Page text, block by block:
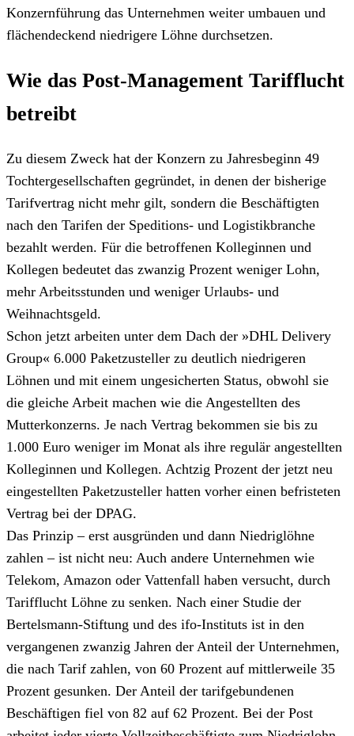
Konzernführung das Unternehmen weiter umbauen und
flächendeckend niedrigere Löhne durchsetzen.
Wie das Post-Management Tarifflucht
betreibt
Zu diesem Zweck hat der Konzern zu Jahresbeginn 49
Tochtergesellschaften gegründet, in denen der bisherige
Tarifvertrag nicht mehr gilt, sondern die Beschäftigten
nach den Tarifen der Speditions- und Logistikbranche
bezahlt werden. Für die betroffenen Kolleginnen und
Kollegen bedeutet das zwanzig Prozent weniger Lohn,
mehr Arbeitsstunden und weniger Urlaubs- und
Weihnachtsgeld.
Schon jetzt arbeiten unter dem Dach der »DHL Delivery
Group« 6.000 Paketzusteller zu deutlich niedrigeren
Löhnen und mit einem ungesicherten Status, obwohl sie
die gleiche Arbeit machen wie die Angestellten des
Mutterkonzerns. Je nach Vertrag bekommen sie bis zu
1.000 Euro weniger im Monat als ihre regulär angestellten
Kolleginnen und Kollegen. Achtzig Prozent der jetzt neu
eingestellten Paketzusteller hatten vorher einen befristeten
Vertrag bei der DPAG.
Das Prinzip – erst ausgründen und dann Niedriglöhne
zahlen – ist nicht neu: Auch andere Unternehmen wie
Telekom, Amazon oder Vattenfall haben versucht, durch
Tarifflucht Löhne zu senken. Nach einer Studie der
Bertelsmann-Stiftung und des ifo-Instituts ist in den
vergangenen zwanzig Jahren der Anteil der Unternehmen,
die nach Tarif zahlen, von 60 Prozent auf mittlerweile 35
Prozent gesunken. Der Anteil der tarifgebundenen
Beschäftigen fiel von 82 auf 62 Prozent. Bei der Post